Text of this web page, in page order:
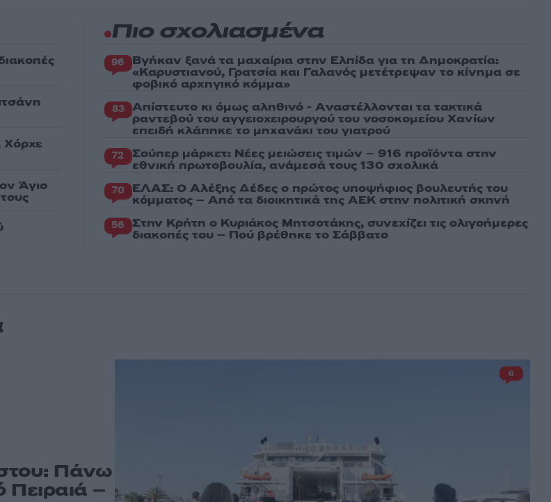
Χόρχε
Άγιο
Πιο σχολιασμένα
96 Βγήκαν ξανά τα μαχαίρια στην Ελπίδα για τη Δημοκρατία:
«Καρυστιανού, Γρατσία και Γαλανός μετέτρεψαν το κίνημα σε
φοβικό αρχηγικό κόμμα»
83 Απίστευτο κι όμως αληθινό - Aναστέλλονται τα τακτικά
ραντεβού του αγγειοχειρουργού του νοσοκομείου Χανίων
επειδή κλάπηκε το μηχανάκι του γιατρού
72 Σούπερ μάρκετ: Νέες μειώσεις τιμών – 916 προϊόντα στην
εθνική πρωτοβουλία, ανάμεσά τους 130 σχολικά
70 ΕΛΑΣ: Ο Αλέξης Δέδες ο πρώτος υποψήφιος βουλευτής του
κόμματος – Από τα διοικητικά της ΑΕΚ στην πολιτική σκηνή
56 Στην Κρήτη ο Κυριάκος Μητσοτάκης, συνεχίζει τις ολιγοήμερες
διακοπές του – Πού βρέθηκε το Σάββατο
Πάνω
–
6